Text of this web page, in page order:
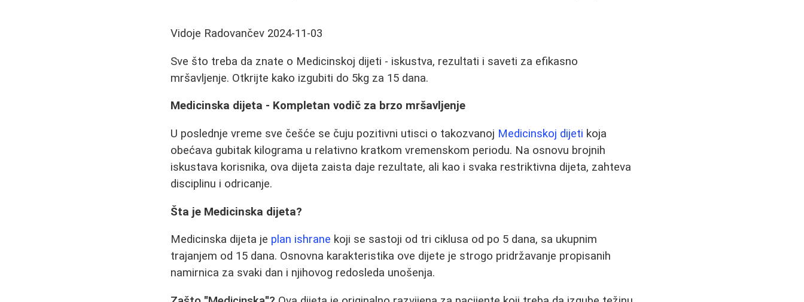
Vidoje Radovančev 2024-11-03
Sve što treba da znate o Medicinskoj dijeti - iskustva, rezultati i saveti za efikasno
mršavljenje. Otkrijte kako izgubiti do 5kg za 15 dana.
Medicinska dijeta - Kompletan vodič za brzo mršavljenje
U poslednje vreme sve češće se čuju pozitivni utisci o takozvanoj Medicinskoj dijeti koja
obećava gubitak kilograma u relativno kratkom vremenskom periodu. Na osnovu brojnih
iskustava korisnika, ova dijeta zaista daje rezultate, ali kao i svaka restriktivna dijeta, zahteva
disciplinu i odricanje.
Šta je Medicinska dijeta?
Medicinska dijeta je plan ishrane koji se sastoji od tri ciklusa od po 5 dana, sa ukupnim
trajanjem od 15 dana. Osnovna karakteristika ove dijete je strogo pridržavanje propisanih
namirnica za svaki dan i njihovog redosleda unošenja.